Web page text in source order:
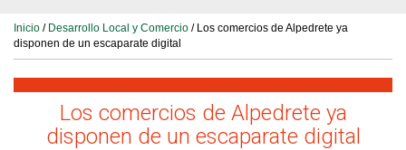
Inicio / Desarrollo Local y Comercio / Los comercios de Alpedrete ya
disponen de un escaparate digital
Los comercios de Alpedrete ya
disponen de un escaparate digital